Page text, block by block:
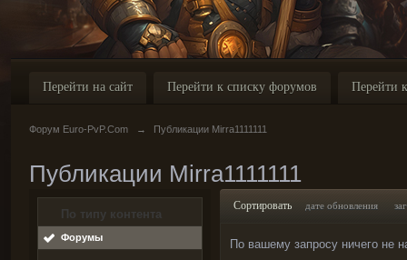
Перейти на сайт Перейти к списку форумов Перейти
Форум Euro-PvP.Com → Публикации Mirra1111111
Публикации Mirra1111111
По типу контента
Форумы
Сортировать дате обновления
По вашему запросу ничего не